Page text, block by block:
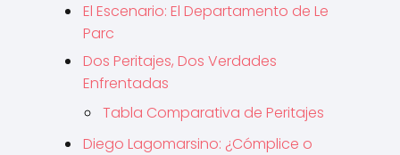
El Escenario: El Departamento de Le
Parc
Dos Peritajes, Dos Verdades
Enfrentadas
Tabla Comparativa de Peritajes
Diego Lagomarsino: ¿Cómplice o